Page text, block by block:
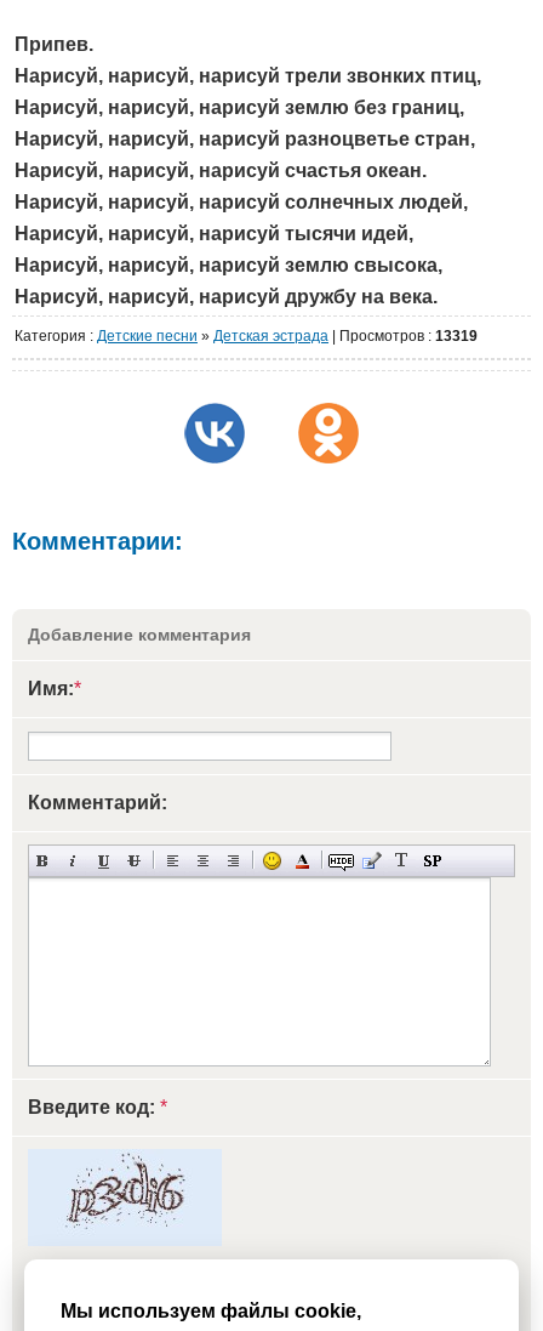
Припев.
Нарисуй, нарисуй, нарисуй трели звонких птиц,
Нарисуй, нарисуй, нарисуй землю без границ,
Нарисуй, нарисуй, нарисуй разноцветье стран,
Нарисуй, нарисуй, нарисуй счастья океан.
Нарисуй, нарисуй, нарисуй солнечных людей,
Нарисуй, нарисуй, нарисуй тысячи идей,
Нарисуй, нарисуй, нарисуй землю свысока,
Нарисуй, нарисуй, нарисуй дружбу на века.
Категория : Детские песни » Детская эстрада Просмотров : 13319
Комментарии:
Добавление комментария
Имя:*
Комментарий:
Введите код: *
Мы используем файлы cookie,